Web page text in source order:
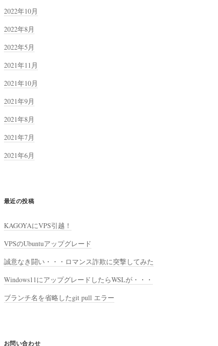
2022年10月
2022年8月
2022年5月
2021年11月
2021年10月
2021年9月
2021年8月
2021年7月
2021年6月
最近の投稿
KAGOYAにVPS引越！
VPSのUbuntuアップグレード
誠意なき闘い・・・ロマンス詐欺に突撃してみた
Windows11にアップグレードしたらWSLが・・・
ブランチ名を省略したgit pull エラー
お問い合わせ